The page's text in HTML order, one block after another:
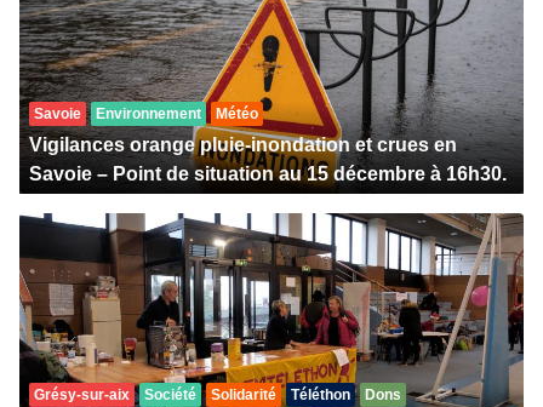
Savoie Environnement Météo
Vigilances orange pluie-inondation et crues en
Savoie – Point de situation au 15 décembre à 16h30.
Grésy-sur-aix Société Solidarité Téléthon Dons